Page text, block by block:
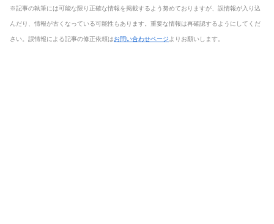
※記事の執筆には可能な限り正確な情報を掲載するよう努めておりますが、誤情報が入り込
んだり、情報が古くなっている可能性もあります。重要な情報は再確認するようにしてくだ
さい。誤情報による記事の修正依頼はお問い合わせページ よりお願いします。